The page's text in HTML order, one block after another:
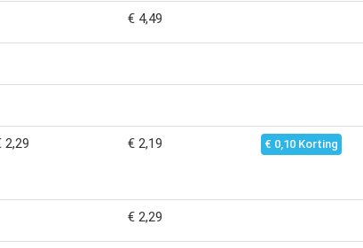
€ 4,49
2,29 € 2,19 € 0,10 Korting
€ 2,29